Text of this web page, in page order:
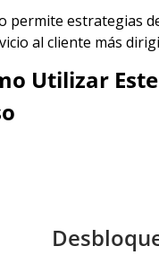
permite estrategias
al cliente más
Utilizar